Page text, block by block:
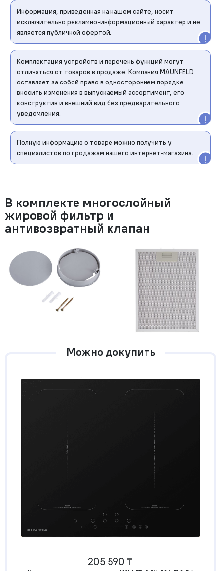
Информация, приведенная на нашем сайте, носит
исключительно рекламно-информационный характер и не
является публичной офертой.
Комплектация устройств и перечень функций могут
отличаться от товаров в продаже. Компания MAUNFELD
оставляет за собой право в одностороннем порядке
вносить изменения в выпускаемый ассортимент, его
конструктив и внешний вид без предварительного
уведомления.
Полную информацию о товаре можно получить у
специалистов по продажам нашего интернет-магазина.
В комплекте многослойный
жировой фильтр и
антивозвратный клапан
Можно докупить
205 590 ₸